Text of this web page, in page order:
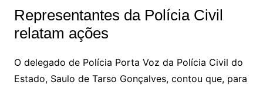
Representantes da Polícia Civil
relatam ações
O delegado de Polícia Porta Voz da Polícia Civil do
Estado, Saulo de Tarso Gonçalves, contou que, para